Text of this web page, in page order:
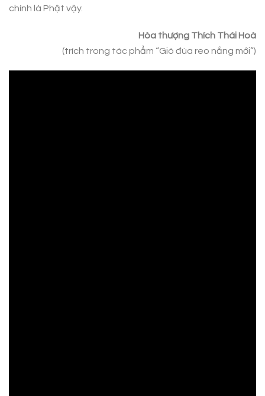
chính là Phật vậy.
Hòa thượng Thích Thái Hoà
(trích trong tác phẩm “Gió đùa reo nắng mới”)